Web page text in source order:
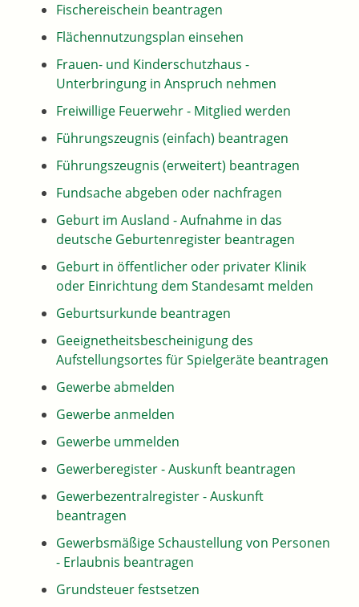
Fischereischein beantragen
Flächennutzungsplan einsehen
Frauen- und Kinderschutzhaus -
Unterbringung in Anspruch nehmen
Freiwillige Feuerwehr - Mitglied werden
Führungszeugnis (einfach) beantragen
Führungszeugnis (erweitert) beantragen
Fundsache abgeben oder nachfragen
Geburt im Ausland - Aufnahme in das
deutsche Geburtenregister beantragen
Geburt in öffentlicher oder privater Klinik
oder Einrichtung dem Standesamt melden
Geburtsurkunde beantragen
Geeignetheitsbescheinigung des
Aufstellungsortes für Spielgeräte beantragen
Gewerbe abmelden
Gewerbe anmelden
Gewerbe ummelden
Gewerberegister - Auskunft beantragen
Gewerbezentralregister - Auskunft
beantragen
Gewerbsmäßige Schaustellung von Personen
- Erlaubnis beantragen
Grundsteuer festsetzen